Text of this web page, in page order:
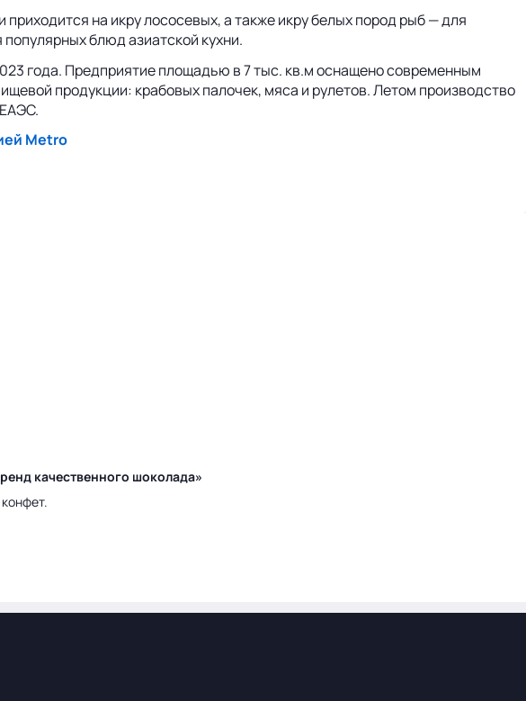
на икру лососевых, а также икру белых пород рыб — для
блюд азиатской кухни.
года. Предприятие площадью в 7 тыс. кв.м оснащено современным
продукции: крабовых палочек, мяса и рулетов. Летом производство
Metro
качественного шоколада»